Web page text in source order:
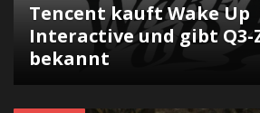
Tencent kauft Wake Up
Interactive und gibt Q3-
bekannt